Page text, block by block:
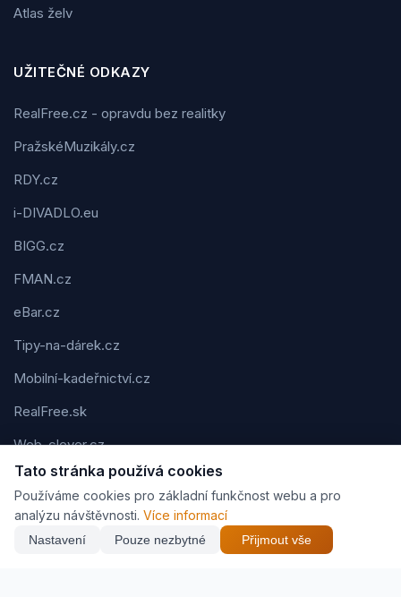
Atlas želv
UŽITEČNÉ ODKAZY
RealFree.cz - opravdu bez realitky
PražskéMuzikály.cz
RDY.cz
i-DIVADLO.eu
BIGG.cz
FMAN.cz
eBar.cz
Tipy-na-dárek.cz
Mobilní-kadeřnictví.cz
RealFree.sk
Web-clever.cz
Kvízov.cz
Karavaning.net
CVčko.eu
Tato stránka používá cookies
Používáme cookies pro základní funkčnost webu a pro
analýzu návštěvnosti. Více informací
Nastavení Pouze nezbytné Přijmout vše